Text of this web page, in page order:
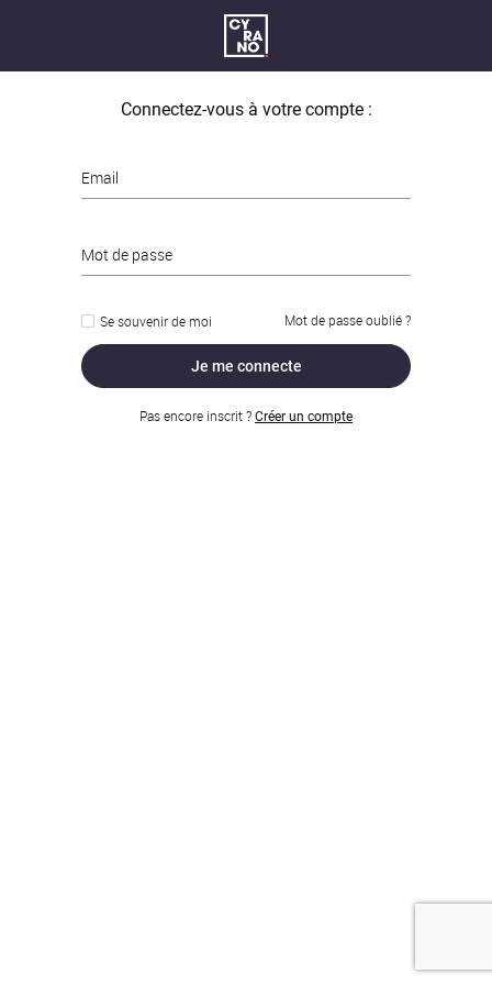
Connectez-vous à votre compte :
Email
Mot de passe
Se souvenir de moi Mot de passe oublié ?
Je me connecte
Pas encore inscrit ? Créer un compte